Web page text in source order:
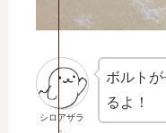
シロアザラ
ボルト
るよ！